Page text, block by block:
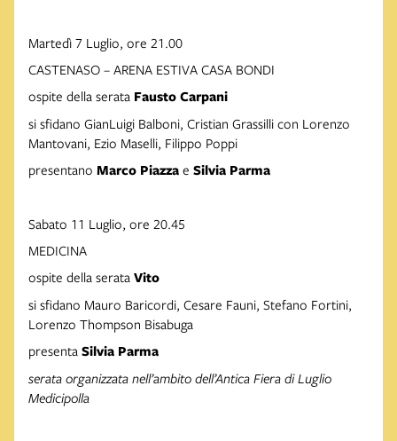
Martedì 7 Luglio, ore 21.00
CASTENASO – ARENA ESTIVA CASA BONDI
ospite della serata FaustoCarpani
si sfidano GianLuigi Balboni, Cristian Grassilli con Lorenzo
Mantovani, Ezio Maselli, Filippo Poppi
presentano Marco Piazza e Silvia Parma
Sabato 11 Luglio, ore 20.45
MEDICINA
ospite della serata Vito
si sfidano Mauro Baricordi, Cesare Fauni, Stefano Fortini,
Lorenzo Thompson Bisabuga
presenta Silvia Parma
serata organizzata nell’ambito dell’Antica Fiera di Luglio
Medicipolla